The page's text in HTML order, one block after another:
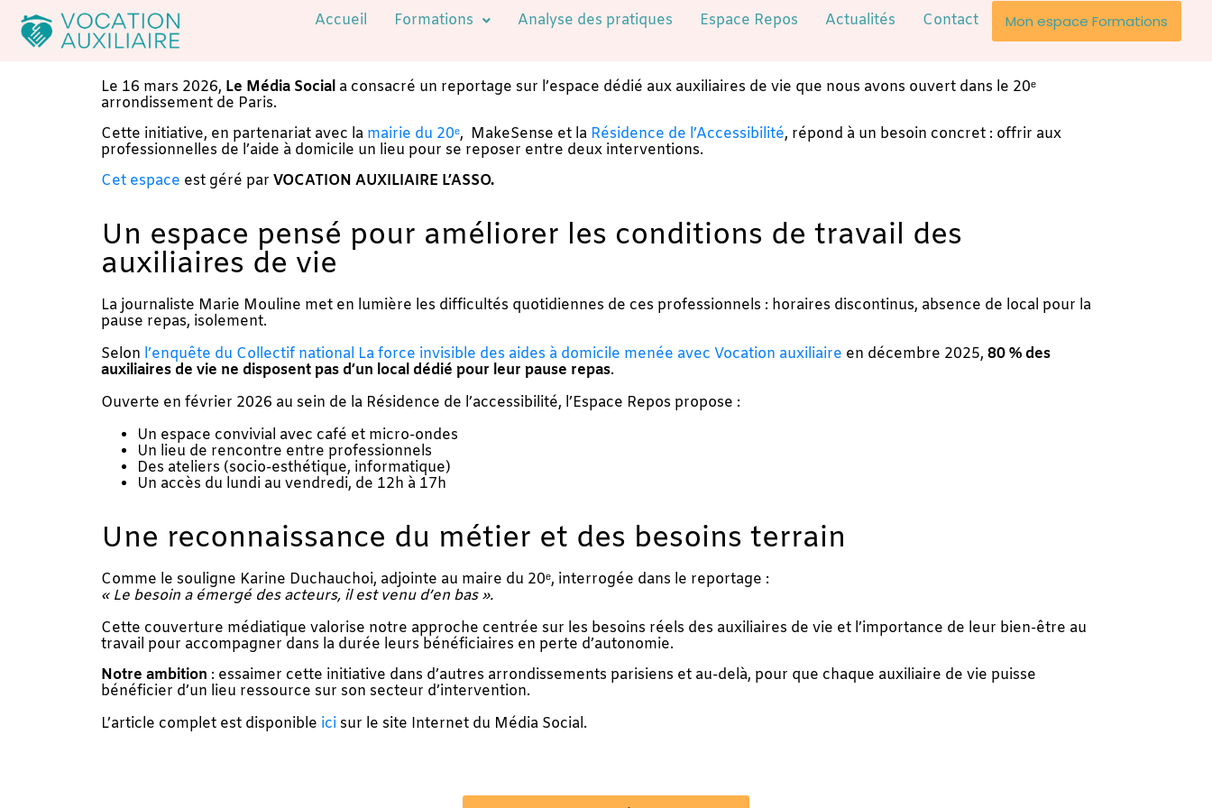
Accueil Formations Analyse des pratiques Espace Repos Actualités Contact Mon espace Formations
Le 16 mars 2026, Le Média Social a consacré un reportage sur l’espace dédié aux auxiliaires de vie que nous avons ouvert dans le 20ᵉ
arrondissement de Paris.
Cette initiative, en partenariat avec la mairie du 20ᵉ, MakeSense et la Résidence de l’Accessibilité, répond à un besoin concret : offrir aux
professionnelles de l’aide à domicile un lieu pour se reposer entre deux interventions.
Cet espace est géré par VOCATION AUXILIAIRE L’ASSO.
Un espace pensé pour améliorer les conditions de travail des
auxiliaires de vie
La journaliste Marie Mouline met en lumière les difficultés quotidiennes de ces professionnels : horaires discontinus, absence de local pour la
pause repas, isolement.
Selon l’enquête du Collectif national La force invisible des aides à domicile menée avec Vocation auxiliaire en décembre 2025, 80 % des
auxiliaires de vie ne disposent pas d’un local dédié pour leur pause repas.
Ouverte en février 2026 au sein de la Résidence de l’accessibilité, l’Espace Repos propose :
Un espace convivial avec café et micro-ondes
Un lieu de rencontre entre professionnels
Des ateliers (socio-esthétique, informatique)
Un accès du lundi au vendredi, de 12h à 17h
Une reconnaissance du métier et des besoins terrain
Comme le souligne Karine Duchauchoi, adjointe au maire du 20ᵉ, interrogée dans le reportage :
« Le besoin a émergé des acteurs, il est venu d’en bas ».
Cette couverture médiatique valorise notre approche centrée sur les besoins réels des auxiliaires de vie et l’importance de leur bien-être au
travail pour accompagner dans la durée leurs bénéficiaires en perte d’autonomie.
Notre ambition : essaimer cette initiative dans d’autres arrondissements parisiens et au-delà, pour que chaque auxiliaire de vie puisse
bénéficier d’un lieu ressource sur son secteur d’intervention.
L’article complet est disponible ici sur le site Internet du Média Social.